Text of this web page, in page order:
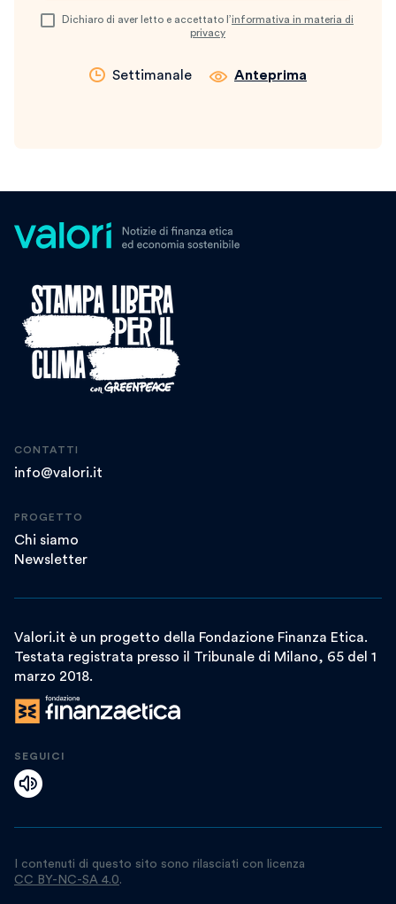
Dichiaro di aver letto e accettato l’informativa in materia di
privacy
Settimanale Anteprima
CONTATTI
info@valori.it
PROGETTO
Chi siamo
Newsletter
Valori.it è un progetto della Fondazione Finanza Etica.
Testata registrata presso il Tribunale di Milano, 65 del 1
marzo 2018.
SEGUICI
I contenuti di questo sito sono rilasciati con licenza
CC BY-NC-SA 4.0.